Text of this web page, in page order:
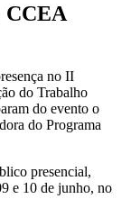
CCEA
no II
do Trabalho
do evento o
do Programa
presencial,
e 10 de junho, no